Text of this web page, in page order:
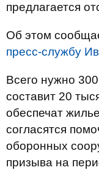
предлагается
Об этом
пресс-службу
Всего нужно
составит 20
обеспечат
согласятся
оборонных
призыва на